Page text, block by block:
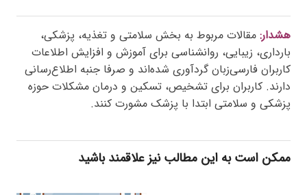
هشدار: مقالات مربوط به بخش سلامتی و تغذیه، پزشکی،
بارداری، زیبایی، روانشناسی برای آموزش و افزایش اطلاعات
کاربران فارسی‌زبان گردآوری شده‌اند و صرفا جنبه اطلاع‌رسانی
دارند. کاربران برای تشخیص، تسکین و درمان مشکلات حوزه
پزشکی و سلامتی ابتدا با پزشک مشورت کنند.
ممکن است به این مطالب نیز علاقمند باشید